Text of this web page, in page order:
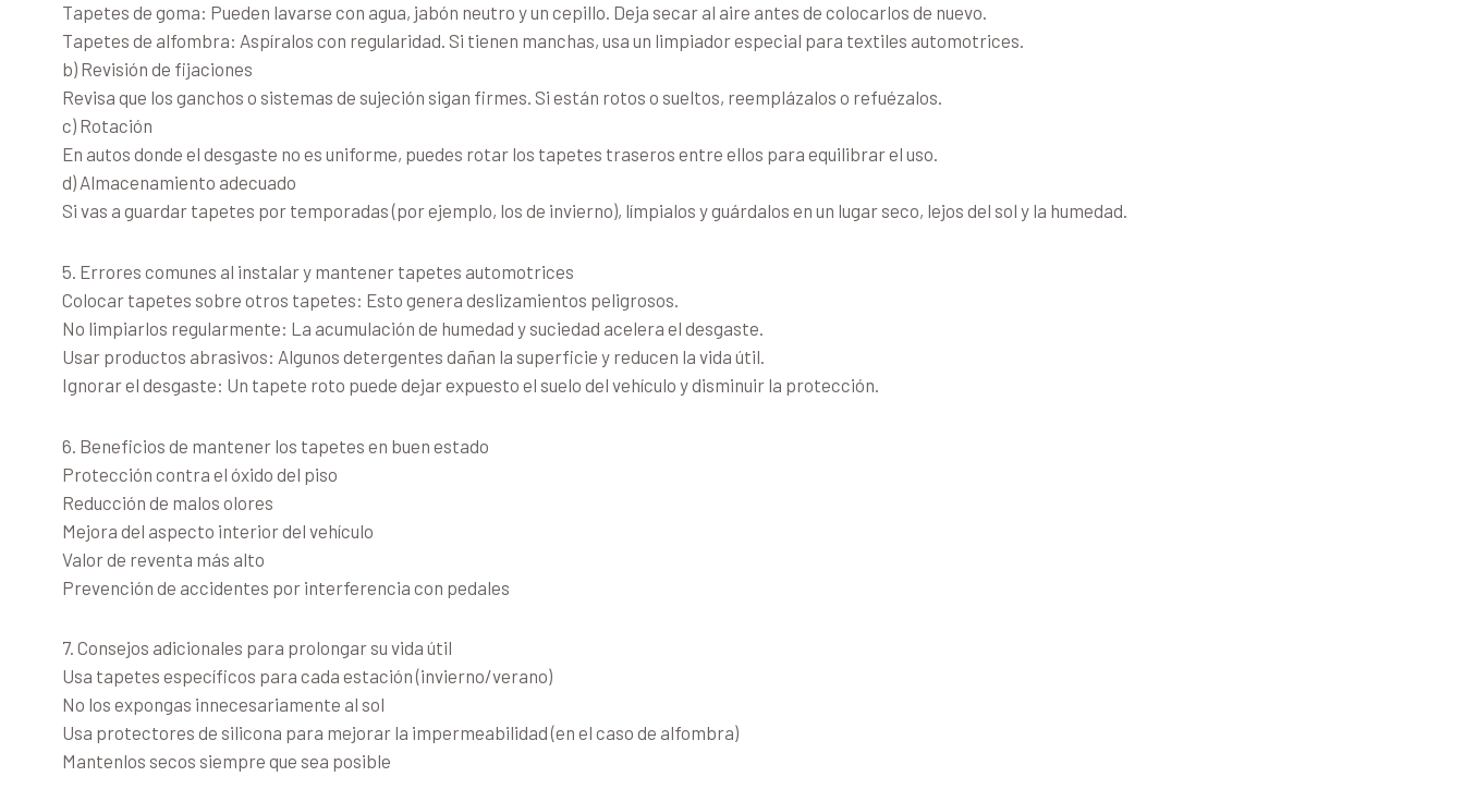
Tapetes de goma: Pueden lavarse con agua, jabón neutro y un cepillo. Deja secar al aire antes de colocarlos de nuevo.
Tapetes de alfombra: Aspíralos con regularidad. Si tienen manchas, usa un limpiador especial para textiles automotrices.
b) Revisión de fijaciones
Revisa que los ganchos o sistemas de sujeción sigan firmes. Si están rotos o sueltos, reemplázalos o refuézalos.
c) Rotación
En autos donde el desgaste no es uniforme, puedes rotar los tapetes traseros entre ellos para equilibrar el uso.
d) Almacenamiento adecuado
Si vas a guardar tapetes por temporadas (por ejemplo, los de invierno), límpialos y guárdalos en un lugar seco, lejos del sol y la humedad.
5. Errores comunes al instalar y mantener tapetes automotrices
Colocar tapetes sobre otros tapetes: Esto genera deslizamientos peligrosos.
No limpiarlos regularmente: La acumulación de humedad y suciedad acelera el desgaste.
Usar productos abrasivos: Algunos detergentes dañan la superficie y reducen la vida útil.
Ignorar el desgaste: Un tapete roto puede dejar expuesto el suelo del vehículo y disminuir la protección.
6. Beneficios de mantener los tapetes en buen estado
Protección contra el óxido del piso
Reducción de malos olores
Mejora del aspecto interior del vehículo
Valor de reventa más alto
Prevención de accidentes por interferencia con pedales
7. Consejos adicionales para prolongar su vida útil
Usa tapetes específicos para cada estación (invierno/verano)
No los expongas innecesariamente al sol
Usa protectores de silicona para mejorar la impermeabilidad (en el caso de alfombra)
Mantenlos secos siempre que sea posible